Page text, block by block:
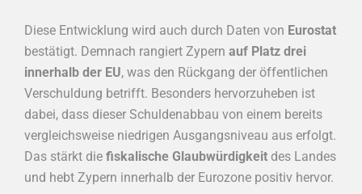
Diese Entwicklung wird auch durch Daten von Eurostat
bestätigt. Demnach rangiert Zypern auf Platz drei
innerhalb der EU, was den Rückgang der öffentlichen
Verschuldung betrifft. Besonders hervorzuheben ist
dabei, dass dieser Schuldenabbau von einem bereits
vergleichsweise niedrigen Ausgangsniveau aus erfolgt.
Das stärkt die fiskalische Glaubwürdigkeit des Landes
und hebt Zypern innerhalb der Eurozone positiv hervor.